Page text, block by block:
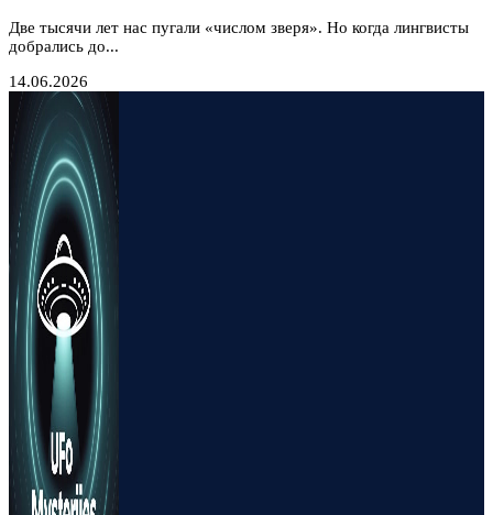
Две тысячи лет нас пугали «числом зверя». Но когда лингвисты
добрались до...
14.06.2026